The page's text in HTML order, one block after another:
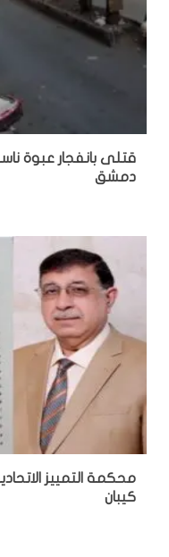
قتلى بانفجار عبوة
دمشق
محكمة التمييز
كيبان